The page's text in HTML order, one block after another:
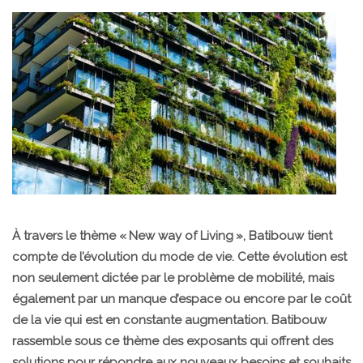
À travers le thème « New way of Living », Batibouw tient
compte de l’évolution du mode de vie. Cette évolution est
non seulement dictée par le problème de mobilité, mais
également par un manque d’espace ou encore par le coût
de la vie qui est en constante augmentation. Batibouw
rassemble sous ce thème des exposants qui offrent des